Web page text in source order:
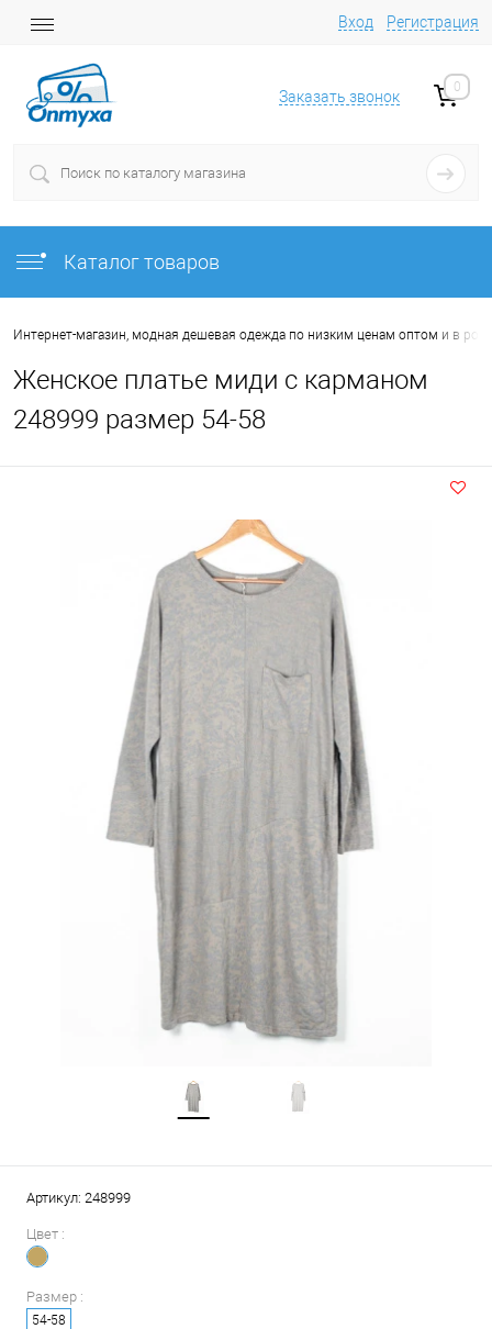
Вход Регистрация
Заказать звонок
0
Каталог товаров
Интернет-магазин, модная дешевая одежда по низким ценам оптом и в
Женское платье миди с карманом
248999 размер 54-58
Артикул: 248999
Цвет :
Размер :
54-58